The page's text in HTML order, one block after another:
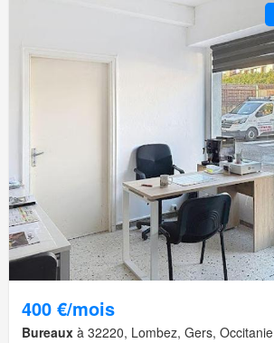
400 €/mois
Bureaux à 32220, Lombez, Gers, Occitanie